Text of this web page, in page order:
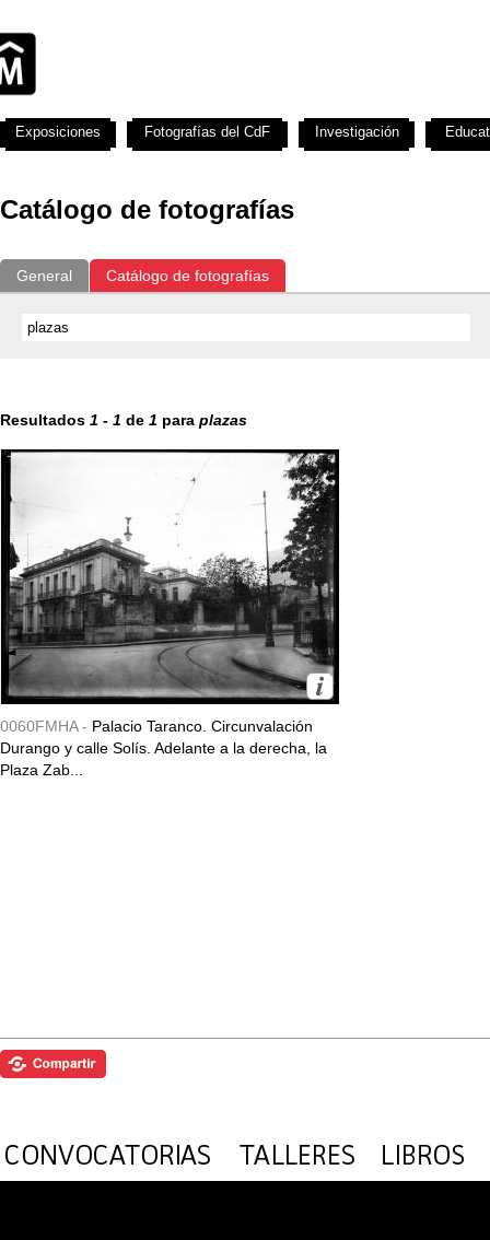
Catálogo de fotografías
General Catálogo de fotografías
Resultados 1 - 1 de 1 para plazas
0060FMHA - Palacio Taranco. Circunvalación
Durango y calle Solís. Adelante a la derecha, la
Plaza Zab...
Exposiciones Fotografías del CdF Investigación